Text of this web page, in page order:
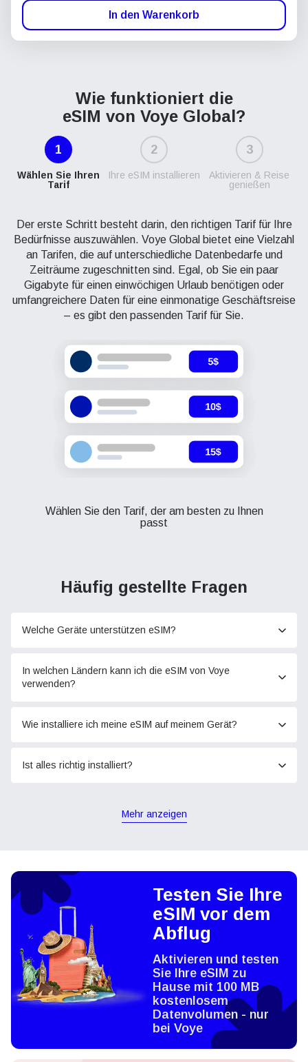
In den Warenkorb
Wie funktioniert die
eSIM von Voye Global?
1
Wählen Sie Ihren
Tarif
2
Ihre eSIM installieren
3
Aktivieren & Reise
genießen
Der erste Schritt besteht darin, den richtigen Tarif für Ihre
Bedürfnisse auszuwählen. Voye Global bietet eine Vielzahl
an Tarifen, die auf unterschiedliche Datenbedarfe und
Zeiträume zugeschnitten sind. Egal, ob Sie ein paar
Gigabyte für einen einwöchigen Urlaub benötigen oder
umfangreichere Daten für eine einmonatige Geschäftsreise
– es gibt den passenden Tarif für Sie.
Wählen Sie den Tarif, der am besten zu Ihnen
passt
Häufig gestellte Fragen
Welche Geräte unterstützen eSIM?
In welchen Ländern kann ich die eSIM von Voye
verwenden?
Wie installiere ich meine eSIM auf meinem Gerät?
Ist alles richtig installiert?
Mehr anzeigen
Testen Sie Ihre
eSIM vor dem
Abflug
Aktivieren und testen
Sie Ihre eSIM zu
Hause mit 100 MB
kostenlosem
Datenvolumen - nur
bei Voye